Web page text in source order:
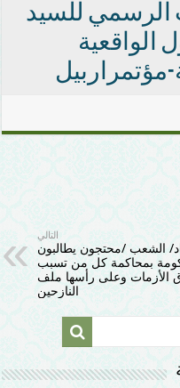
الرسمي للسيد
الواقعية
مؤتمراربيل
التالي
الشعب /محتجون يطالبون
بمحاكمة كل من تسبب
الأزمات وعلى رأسها ملف
النازحين